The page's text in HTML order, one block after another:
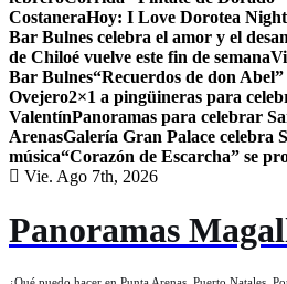
CostaneraHoy: I Love Dorotea
Bar Bulnes celebra el amor y el
de Chiloé vuelve este fin de semana
Bar Bulnes“Recuerdos de don
Ovejero2×1 a pingüineras para
ValentínPanoramas para celebrar
ArenasGalería Gran Palace celebra
música“Corazón de Escarcha” se
Vie. Ago 7th, 2026
Panoramas